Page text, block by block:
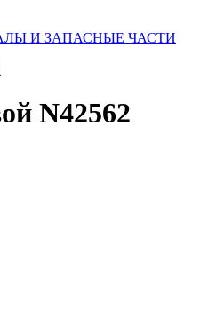
И ЗАПАСНЫЕ ЧАСТИ
N42562